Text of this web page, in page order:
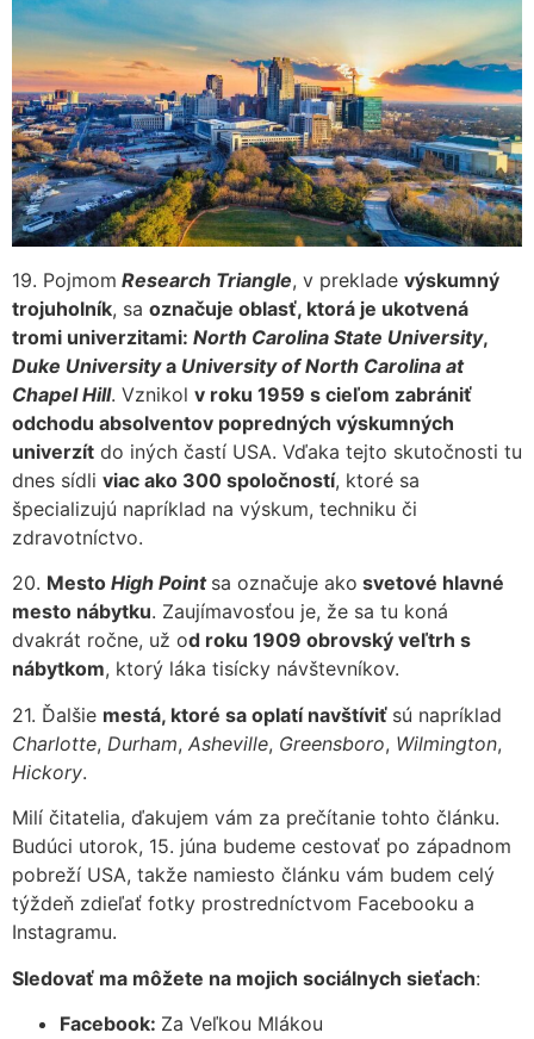
19. Pojmom Research Triangle, v preklade výskumný
trojuholník, sa označuje oblasť, ktorá je ukotvená
tromi univerzitami: North Carolina State University,
Duke Universitya University of North Carolina at
Chapel Hill. Vznikol v roku 1959 s cieľom zabrániť
odchodu absolventov popredných výskumných
univerzít do iných častí USA. Vďaka tejto skutočnosti tu
dnes sídli viac ako 300 spoločností, ktoré sa
špecializujú napríklad na výskum, techniku či
zdravotníctvo.
20. Mesto High Point sa označuje ako svetové hlavné
mesto nábytku. Zaujímavosťou je, že sa tu koná
dvakrát ročne, už od roku 1909 obrovský veľtrh s
nábytkom, ktorý láka tisícky návštevníkov.
21. Ďalšie mestá, ktoré sa oplatí navštíviť sú napríklad
Charlotte, Durham, Asheville, Greensboro, Wilmington,
Hickory.
Milí čitatelia, ďakujem vám za prečítanie tohto článku.
Budúci utorok, 15. júna budeme cestovať po západnom
pobreží USA, takže namiesto článku vám budem celý
týždeň zdieľať fotky prostredníctvom Facebooku a
Instagramu.
Sledovať ma môžete na mojich sociálnych sieťach:
Facebook: Za Veľkou Mlákou